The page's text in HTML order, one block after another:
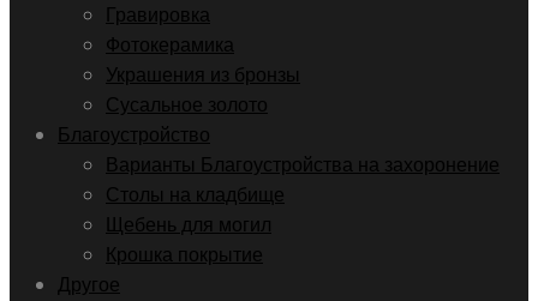
Гравировка
Фотокерамика
Украшения из бронзы
Сусальное золото
Благоустройство
Варианты Благоустройства на захоронение
Столы на кладбище
Щебень для могил
Крошка покрытие
Другое